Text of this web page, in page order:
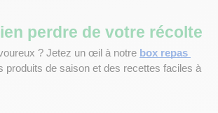
perdre de votre récolte
? Jetez un œil à notre box repas
de saison et des recettes faciles à